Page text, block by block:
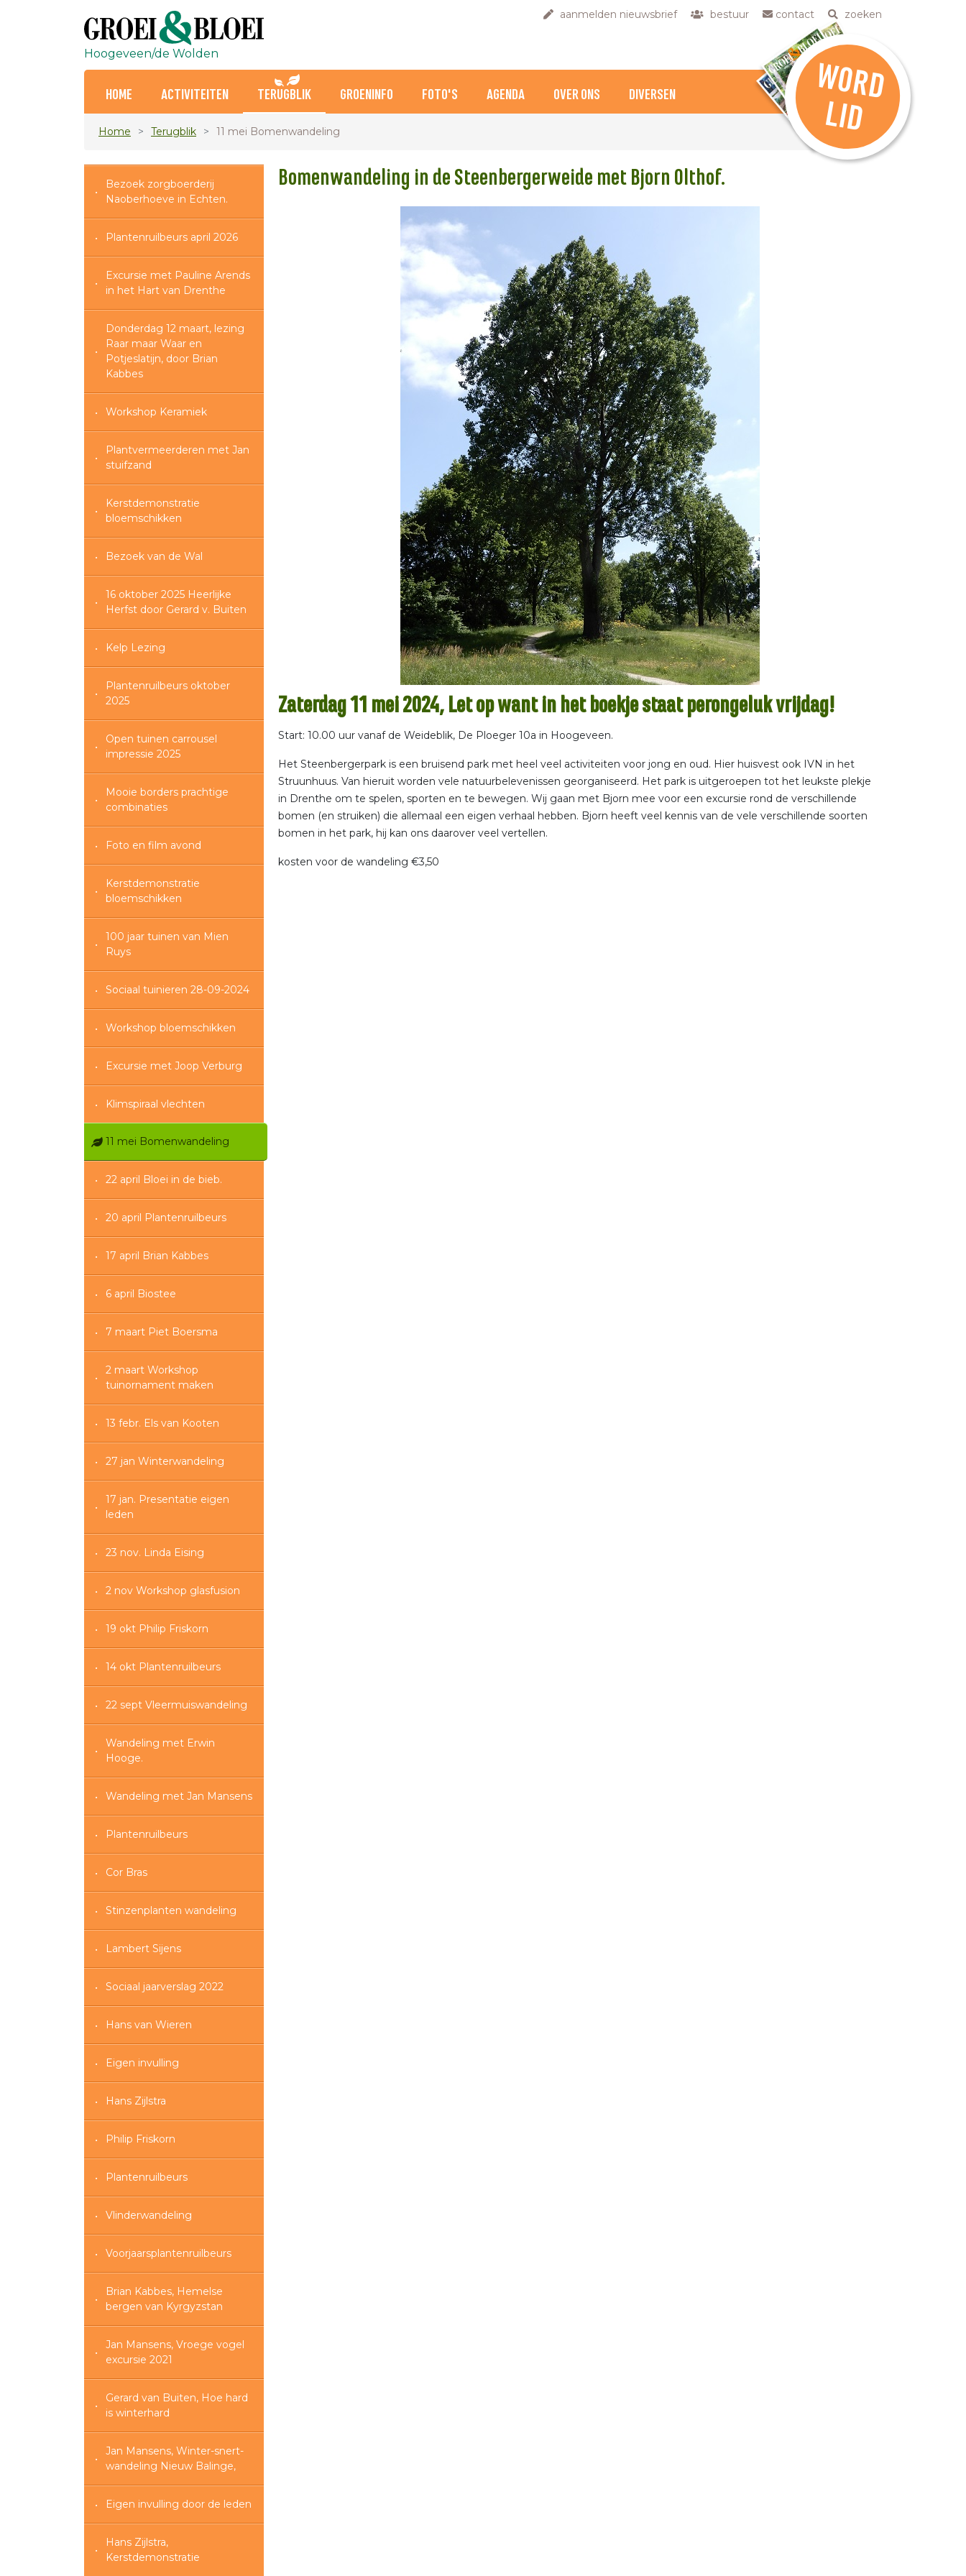
aanmelden nieuwsbrief bestuur contact zoeken
Hoogeveen/de Wolden
HOME ACTIVITEITEN TERUGBLIK GROENINFO FOTO'S AGENDA OVER ONS DIVERSEN W
O
R
D
L
ID
Home Terugblik 11 mei Bomenwandeling
Bezoek zorgboerderij
Naoberhoeve in Echten.
Plantenruilbeurs april 2026
Excursie met Pauline Arends
in het Hart van Drenthe
Donderdag 12 maart, lezing
Raar maar Waar en
Potjeslatijn, door Brian
Kabbes
Workshop Keramiek
Plantvermeerderen met Jan
stuifzand
Kerstdemonstratie
bloemschikken
Bezoek van de Wal
16 oktober 2025 Heerlijke
Herfst door Gerard v. Buiten
Kelp Lezing
Plantenruilbeurs oktober
2025
Open tuinen carrousel
impressie 2025
Mooie borders prachtige
combinaties
Foto en film avond
Kerstdemonstratie
bloemschikken
100 jaar tuinen van Mien
Ruys
Sociaal tuinieren 28-09-2024
Workshop bloemschikken
Excursie met Joop Verburg
Klimspiraal vlechten
11 mei Bomenwandeling
22 april Bloei in de bieb.
20 april Plantenruilbeurs
17 april Brian Kabbes
6 april Biostee
7 maart Piet Boersma
2 maart Workshop
tuinornament maken
13 febr. Els van Kooten
27 jan Winterwandeling
17 jan. Presentatie eigen
leden
23 nov. Linda Eising
2 nov Workshop glasfusion
19 okt Philip Friskorn
14 okt Plantenruilbeurs
22 sept Vleermuiswandeling
Wandeling met Erwin
Hooge.
Wandeling met Jan Mansens
Plantenruilbeurs
Cor Bras
Stinzenplanten wandeling
Lambert Sijens
Sociaal jaarverslag 2022
Hans van Wieren
Eigen invulling
Hans Zijlstra
Philip Friskorn
Plantenruilbeurs
Vlinderwandeling
Voorjaarsplantenruilbeurs
Brian Kabbes, Hemelse
bergen van Kyrgyzstan
Jan Mansens, Vroege vogel
excursie 2021
Gerard van Buiten, Hoe hard
is winterhard
Jan Mansens, Winter-snert-
wandeling Nieuw Balinge,
Eigen invulling door de leden
Hans Zijlstra,
Kerstdemonstratie
Bomenwandeling in de Steenbergerweide met Bjorn Olthof.
Zaterdag 11 mei 2024, Let op want in het boekje staat perongeluk vrijdag!
Start: 10.00 uur vanaf de Weideblik, De Ploeger 10a in Hoogeveen.
Het Steenbergerpark is een bruisend park met heel veel activiteiten voor jong en oud. Hier huisvest ook IVN in het
Struunhuus. Van hieruit worden vele natuurbelevenissen georganiseerd. Het park is uitgeroepen tot het leukste plekje
in Drenthe om te spelen, sporten en te bewegen. Wij gaan met Bjorn mee voor een excursie rond de verschillende
bomen (en struiken) die allemaal een eigen verhaal hebben. Bjorn heeft veel kennis van de vele verschillende soorten
bomen in het park, hij kan ons daarover veel vertellen.
kosten voor de wandeling €3,50